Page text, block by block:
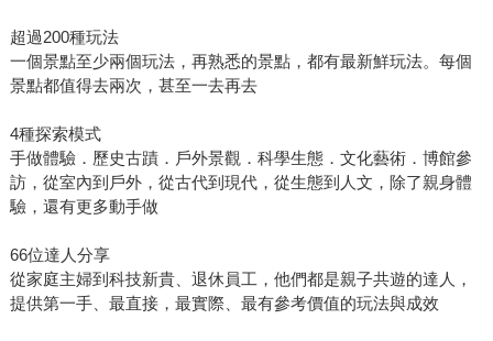
超過200種玩法
一個景點至少兩個玩法，再熟悉的景點，都有最新鮮玩法。每個
景點都值得去兩次，甚至一去再去
4種探索模式
手做體驗．歷史古蹟．戶外景觀．科學生態．文化藝術．博館參
訪，從室內到戶外，從古代到現代，從生態到人文，除了親身體
驗，還有更多動手做
66位達人分享
從家庭主婦到科技新貴、退休員工，他們都是親子共遊的達人，
提供第一手、最直接，最實際、最有參考價值的玩法與成效